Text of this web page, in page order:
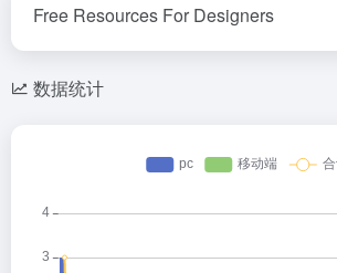
Free Resources For Designers
数据统计